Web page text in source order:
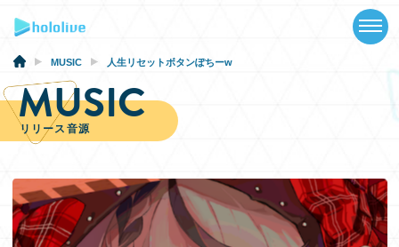
NEWS
SCHEDULE
EVENTS
MUSIC 人生リセットボタンぽちーw
MUSIC
リリース音源